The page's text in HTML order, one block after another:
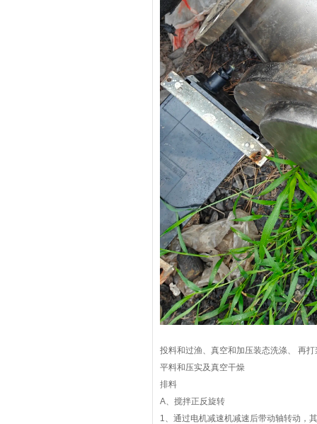
投料和过渔、真空和加压装态洗涤、 再
平料和压实及真空干燥
排料
A、搅拌正反旋转
1、通过电机减速机减速后带动轴转动，